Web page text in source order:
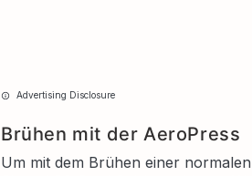
Advertising Disclosure
Brühen mit der AeroPress
Um mit dem Brühen einer